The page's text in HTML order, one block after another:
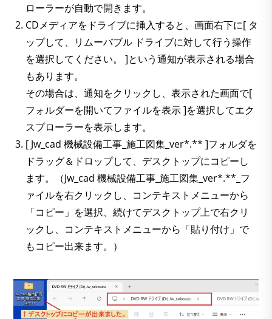
ローラーが自動で開きます。
CDメディアをドライブに挿入すると、画面右下に[ タ
ップして、リムーバブル ドライブに対して行う操作
を選択してください。 ]という通知が表示される場合
もあります。
その場合は、通知をクリックし、表示された画面で[
フォルダーを開いてファイルを表示 ]を選択してエク
スプローラーを表示します。
[ Jw_cad 機械設備工事_施工図集_ver*.** ]フォルダを
ドラッグ＆ドロップして、デスクトップにコピーし
ます。（Jw_cad 機械設備工事_施工図集_ver*.**_フ
ァイルを右クリックし、コンテキストメニューから
「コピー」を選択、続けてデスクトップ上で右クリ
ックし、コンテキストメニューから「貼り付け」で
もコピー出来ます。）